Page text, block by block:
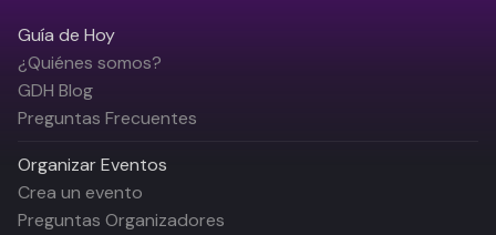
Guía de Hoy
¿Quiénes somos?
GDH Blog
Preguntas Frecuentes
Organizar Eventos
Crea un evento
Preguntas Organizadores